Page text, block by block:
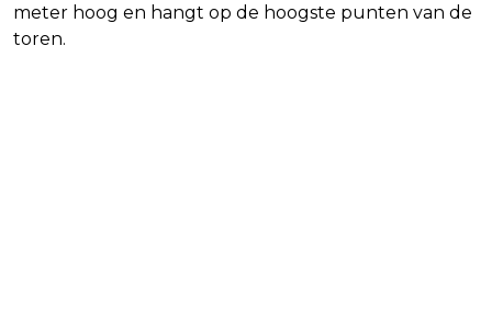
meter hoog en hangt op de hoogste punten van de
toren.